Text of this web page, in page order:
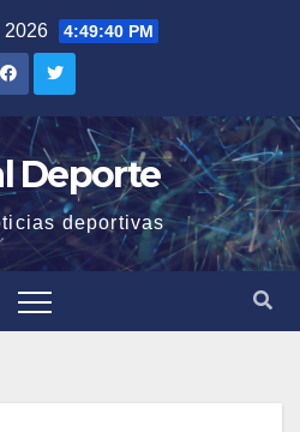
2026 4:49:40 PM
Deporte
deportivas